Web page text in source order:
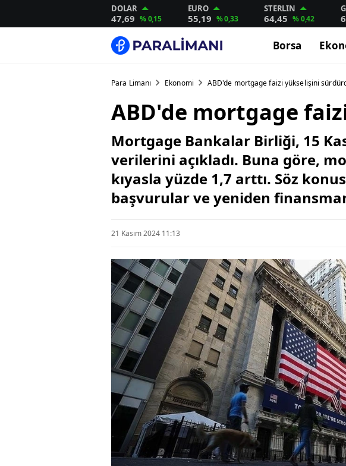
DOLAR
47,69 % 0,15
EURO
55,19 % 0,33
STERLIN
64,45 % 0,42
Borsa
Para Limanı Ekonomi ABD'de mortgage faizi yükselişini
ABD'de mortgage
Mortgage Bankalar Birliği, 15
verilerini açıkladı. Buna göre,
kıyasla yüzde 1,7 arttı. Söz
başvurular ve yeniden
21 Kasım 2024 11:13